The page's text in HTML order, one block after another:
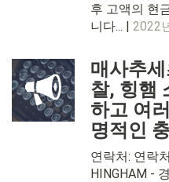
후 고액의 현
니다... | 2022
매사추
찰, 힝햄
하고 여
명적인
연락처: 연락
HINGHAM -